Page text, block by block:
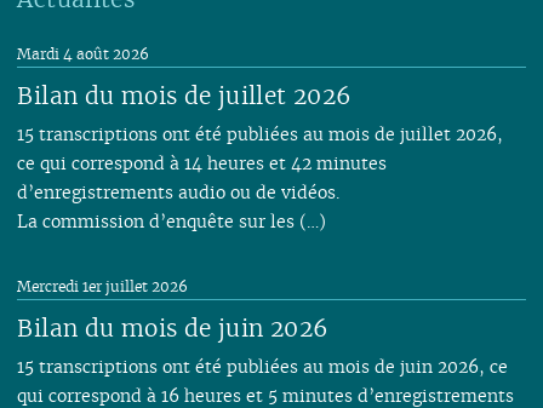
Bilan du mois de juillet 2026
Mardi 4 août 2026
15 transcriptions ont été publiées au mois de juillet 2026,
ce qui correspond à 14 heures et 42 minutes
d’enregistrements audio ou de vidéos.
La commission d’enquête sur les (…)
Bilan du mois de juin 2026
Mercredi 1er juillet 2026
15 transcriptions ont été publiées au mois de juin 2026, ce
qui correspond à 16 heures et 5 minutes d’enregistrements